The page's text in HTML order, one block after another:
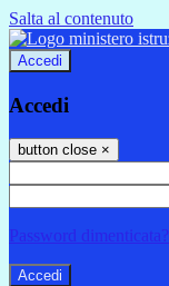
Salta al contenuto
Accedi
Accedi
button close ×
Password dimenticata?